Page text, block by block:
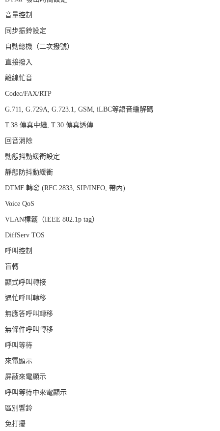
音量控制
同步振鈴設定
自動總機（二次撥號）
直接撥入
離線忙音
Codec/FAX/RTP
G.711, G.729A, G.723.1, GSM, iLBC等語音編解碼
T.38 傳真中繼, T.30 傳真透傳
回音消除
動態抖動緩衝設定
靜態防抖動緩衝
DTMF 轉發 (RFC 2833, SIP/INFO, 帶內)
Voice QoS
VLAN標籤（IEEE 802.1p tag）
DiffServ TOS
呼叫控制
盲轉
顯式呼叫轉接
遇忙呼叫轉移
無應答呼叫轉移
無條件呼叫轉移
呼叫等待
來電顯示
屏蔽來電顯示
呼叫等待中來電顯示
區別響鈴
免打擾